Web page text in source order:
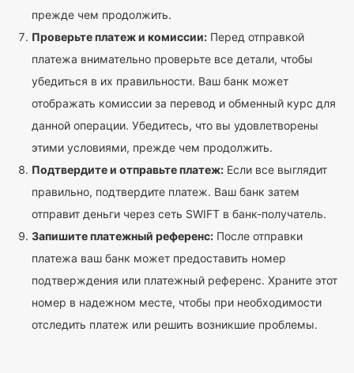
прежде чем продолжить.
Проверьте платеж и комиссии: Перед отправкой
платежа внимательно проверьте все детали, чтобы
убедиться в их правильности. Ваш банк может
отображать комиссии за перевод и обменный курс для
данной операции. Убедитесь, что вы удовлетворены
этими условиями, прежде чем продолжить.
Подтвердите и отправьте платеж: Если все выглядит
правильно, подтвердите платеж. Ваш банк затем
отправит деньги через сеть SWIFT в банк-получатель.
Запишите платежный референс: После отправки
платежа ваш банк может предоставить номер
подтверждения или платежный референс. Храните этот
номер в надежном месте, чтобы при необходимости
отследить платеж или решить возникшие проблемы.